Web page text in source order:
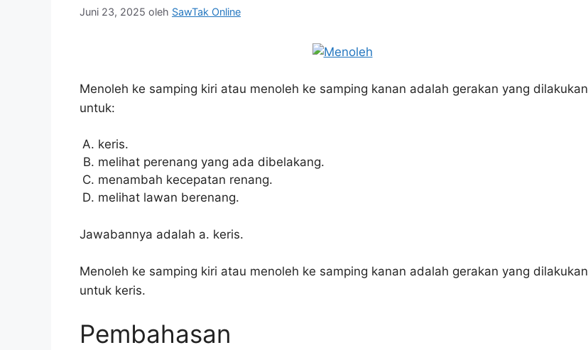
Juni 23, 2025 oleh SawTak Online
Menoleh ke samping kiri atau menoleh ke samping kanan adalah gerakan yang dilakukan
untuk:
keris.
melihat perenang yang ada dibelakang.
menambah kecepatan renang.
melihat lawan berenang.
Jawabannya adalah a. keris.
Menoleh ke samping kiri atau menoleh ke samping kanan adalah gerakan yang dilakukan
untuk keris.
Pembahasan